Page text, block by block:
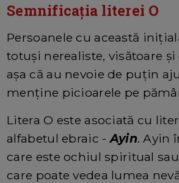
Semnificația literei O
Persoanele cu această
totuși nerealiste, visătoare
așa că au nevoie de puțin
menține picioarele pe
Litera O este asociată cu
alfabetul ebraic -Ayin. Ayin
care este ochiul spiritual
care poate vedea lumea